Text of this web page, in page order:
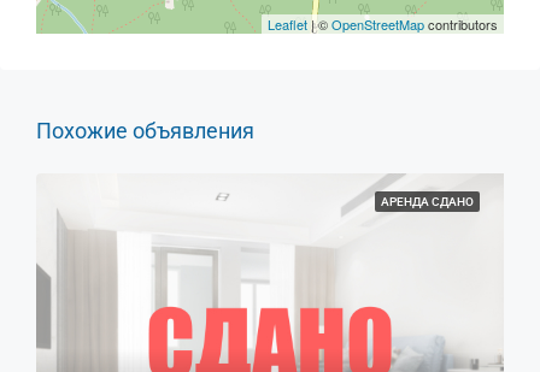
Leaflet| ©OpenStreetMapcontributors
Похожие объявления
АРЕНДА СДАНО